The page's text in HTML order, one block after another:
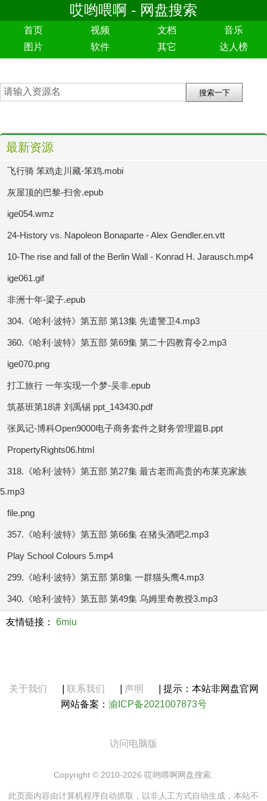
哎哟喂啊 - 网盘搜索
首页 视频 文档
音乐
图片
软件 其它 达人榜
最新资源
飞行骑 笨鸡走川藏-笨鸡.mobi
灰屋顶的巴黎-扫舍.epub
ige054.wmz
24-History vs. Napoleon Bonaparte - Alex Gendler.en.vtt
10-The rise and fall of the Berlin Wall - Konrad H. Jarausch.mp4
ige061.gif
非洲十年-梁子.epub
304.《哈利·波特》第五部 第13集 先遣警卫4.mp3
360.《哈利·波特》第五部 第69集 第二十四教育令2.mp3
ige070.png
打工旅行 一年实现一个梦-吴非.epub
筑基班第18讲 刘禹锡 ppt_143430.pdf
张凤记-博科Open9000电子商务套件之财务管理篇B.ppt
PropertyRights06.html
318.《哈利·波特》第五部 第27集 最古老而高贵的布莱克家族
5.mp3
file.png
357.《哈利·波特》第五部 第66集 在猪头酒吧2.mp3
Play School Colours 5.mp4
299.《哈利·波特》第五部 第8集 一群猫头鹰4.mp3
340.《哈利·波特》第五部 第49集 乌姆里奇教授3.mp3
友情链接： 6miu
关于我们 联系我们 声明
提示：本站非网盘官网
网站备案： 渝ICP备2021007873号
访问电脑版
Copyright © 2010-2026 哎哟喂啊网盘搜索.
此页面内容由计算机程序自动抓取，以非人工方式自动生成，本站不